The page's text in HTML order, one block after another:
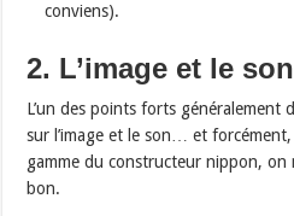
conviens).
2. L’image et le
L’un des points forts généralement
sur l’image et le son… et
gamme du constructeur nippon,
bon.